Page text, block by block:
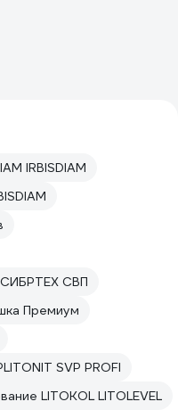
IRBISDIAM
СИБРТЕХ СВП
Премиум
SVP PROFI
LITOKOL LITOLEVEL